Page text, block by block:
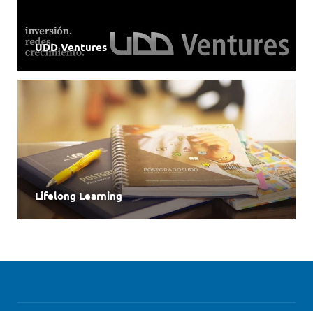
UDD Ventures
Lifelong Learning